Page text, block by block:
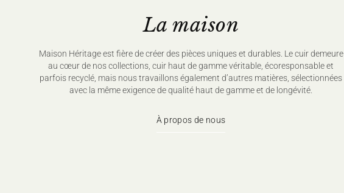
La maison
Maison Héritage est fière de créer des pièces uniques et durables. Le cuir demeure
au cœur de nos collections, cuir haut de gamme véritable, écoresponsable et
parfois recyclé, mais nous travaillons également d’autres matières, sélectionnées
avec la même exigence de qualité haut de gamme et de longévité.
À propos de nous